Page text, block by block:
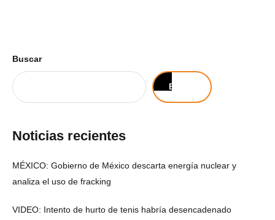
Buscar
Buscar
Noticias recientes
MÉXICO: Gobierno de México descarta energía nuclear y
analiza el uso de fracking
VIDEO: Intento de hurto de tenis habría desencadenado